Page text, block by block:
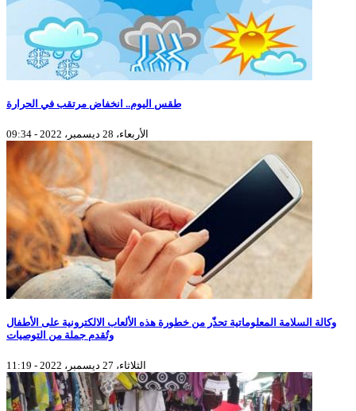
طقس اليوم.. انخفاض مرتقب في الحرارة
الأربعاء، 28 ديسمبر، 2022 - 09:34
وكالة السلامة المعلوماتية تحذّر من خطورة هذه الألعاب الالكترونية على الأطفال
وتُقدم جملة من التوصيات
الثلاثاء، 27 ديسمبر، 2022 - 11:19